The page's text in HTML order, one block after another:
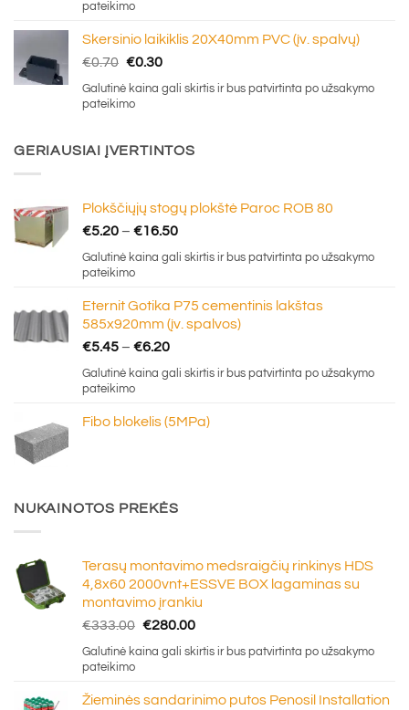
pateikimo
Skersinio laikiklis 20X40mm PVC (įv. spalvų)
€0.70 Original
price
was:
€0.30Current
price
is:
Galutinė kaina gali skirtis ir bus patvirtinta po užsakymo
pateikimo
GERIAUSIAI ĮVERTINTOS
Plokščiųjų stogų plokštė Paroc ROB 80
€5.20 – €16.50Price
range:
€16.50
Galutinė kaina gali skirtis ir bus patvirtinta po užsakymo
pateikimo
Eternit Gotika P75 cementinis lakštas
585x920mm (įv. spalvos)
€5.45 – €6.20Price
range:
€6.20
Galutinė kaina gali skirtis ir bus patvirtinta po užsakymo
pateikimo
Fibo blokelis (5MPa)
NUKAINOTOS PREKĖS
Terasų montavimo medsraigčių rinkinys HDS
4,8x60 2000vnt+ESSVE BOX lagaminas su
montavimo įrankiu
€333.00 Original
price
was:
€280.00Current
price
Galutinė kaina gali skirtis ir bus patvirtinta po užsakymo
pateikimo
Žieminės sandarinimo putos Penosil Installation